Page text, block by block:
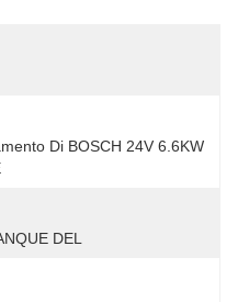
Di BOSCH 24V 6.6KW
DEL